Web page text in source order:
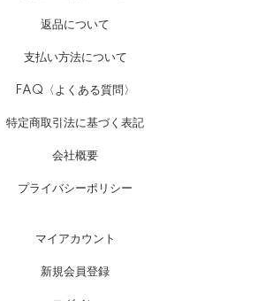
返品について
支払い方法について
FAQ〈よくある質問〉
特定商取引法に基づく表記
会社概要
プライバシーポリシー
マイアカウント
新規会員登録